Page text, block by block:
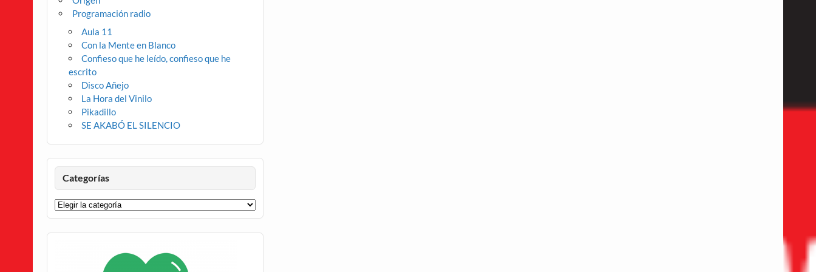
Programación radio
Aula 11
Con la Mente en Blanco
Confieso que he leído, confieso que he
escrito
Disco Añejo
La Hora del Vinilo
Pikadillo
SE AKABÓ EL SILENCIO
Categorías
Categorías